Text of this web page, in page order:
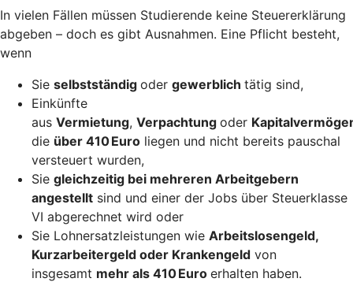
In vielen Fällen müssen Studierende keine Steuererklärung
abgeben – doch es gibt Ausnahmen. Eine Pflicht besteht,
wenn
Sie selbstständig oder gewerblich tätig sind,
Einkünfte
aus Vermietung, Verpachtung oder
die über 410 Euro liegen und nicht bereits pauschal
versteuert wurden,
Sie gleichzeitig bei mehreren Arbeitgebern
angestellt sind und einer der Jobs über Steuerklasse
VI abgerechnet wird oder
Sie Lohnersatzleistungen wie Arbeitslosengeld,
Kurzarbeitergeld oder Krankengeld von
insgesamt mehr als 410 Euro erhalten haben.